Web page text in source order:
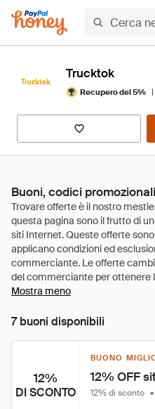
Trucktok
Recupero del 5% |
Buoni, codici
Mostra meno
7 buoni disponibili
12%
DI SCONTO
BUONO
12% OFF
12% di sconto •